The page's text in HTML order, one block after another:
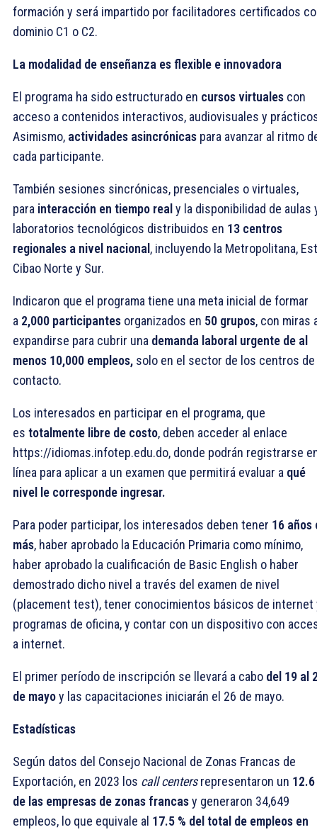
formación y será impartido por facilitadores certificados
dominio C1 o C2.
La modalidad de enseñanza es flexible e innovadora
El programa ha sido estructurado en cursos virtuales con
acceso a contenidos interactivos, audiovisuales y
Asimismo, actividades asincrónicas para avanzar al ritmo
cada participante.
También sesiones sincrónicas, presenciales o virtuales,
para interacción en tiempo realy la disponibilidad de aulas
laboratorios tecnológicos distribuidos en 13 centros
regionales a nivel nacional, incluyendo la Metropolitana,
Cibao Norte y Sur.
Indicaron que el programa tiene una meta inicial de formar
a 2,000 participantes organizados en 50 grupos, con miras
expandirse para cubrir una demanda laboral urgente de al
menos 10,000 empleos, solo en el sector de los centros de
contacto.
Los interesados en participar en el programa, que
es totalmente libre de costo, deben acceder al enlace
https://idiomas.infotep.edu.do, donde podrán registrarse
línea para aplicar a un examen que permitirá evaluar a qué
nivel le corresponde ingresar.
Para poder participar, los interesados deben tener 16 años
más, haber aprobado la Educación Primaria como mínimo,
haber aprobado la cualificación de Basic English o haber
demostrado dicho nivel a través del examen de nivel
(placement test), tener conocimientos básicos de internet
programas de oficina, y contar con un dispositivo con
a internet.
El primer período de inscripción se llevará a cabo del 19 al
de mayoy las capacitaciones iniciarán el 26 de mayo.
Estadísticas
Según datos del Consejo Nacional de Zonas Francas de
Exportación, en 2023 los call centersrepresentaron un 12.6
de las empresas de zonas francasy generaron 34,649
empleos, lo que equivale al 17.5 % del total de empleos en